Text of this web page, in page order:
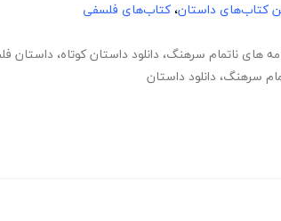
کتاب‌های داستان، کتاب‌های فلسفی
های ناتمام سرهنگ، دانلود داستان کوتاه، داستان
سرهنگ، دانلود داستان